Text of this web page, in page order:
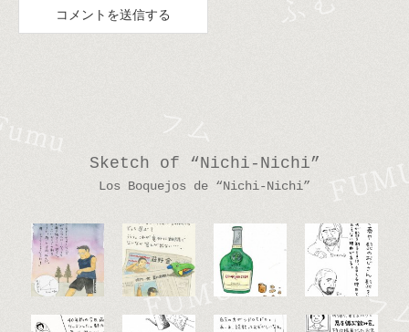
Sketch of “Nichi-Nichi”
Los Boquejos de “Nichi-Nichi”